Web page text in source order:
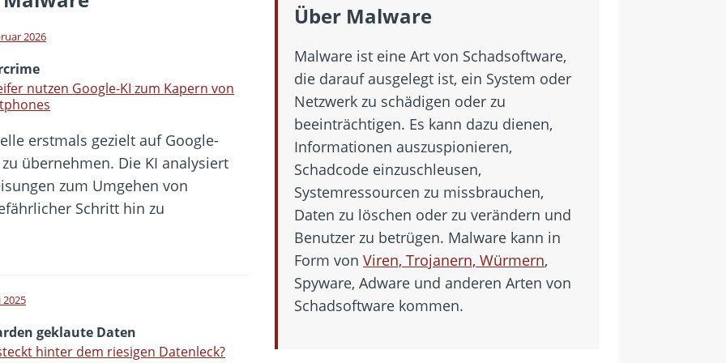
– Verbraucherrechte bei Online-Kündigung gestärkt
näher – Viele setzen trotzdem immer noch auf Kupfernetz
2026
nutzen Google-KI zum Kapern von
erstmals gezielt auf Google-
übernehmen. Die KI analysiert
zum Umgehen von
Schritt hin zu
2025
geklaute Daten
hinter dem riesigen Datenleck?
Über Malware
Malware ist eine Art von Schadsoftware,
die darauf ausgelegt ist, ein System oder
Netzwerk zu schädigen oder zu
beeinträchtigen. Es kann dazu dienen,
Informationen auszuspionieren,
Schadcode einzuschleusen,
Systemressourcen zu missbrauchen,
Daten zu löschen oder zu verändern und
Benutzer zu betrügen. Malware kann in
Form von Viren, Trojanern, Würmern,
Spyware, Adware und anderen Arten von
Schadsoftware kommen.